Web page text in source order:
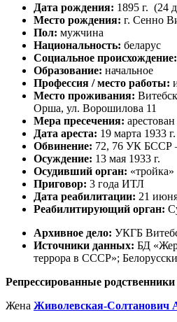
Дата рождения: 1895 г. (24
Место рождения: г. Сенно
Пол: мужчина
Национальность: беларус
Социальное происхождение:
Образование: начальное
Профессия / место работы:
Место проживания:
Орша, ул. Ворошилова 11
Мера пресечения: арестован
Дата ареста: 19 марта 1933 г.
Обвинение: 72, 76 УК БССР
Осуждение: 13 мая 1933 г.
Осудивший орган: «тройка»
Приговор: 3 года ИТЛ
Дата реабилитации: 21
Реабилитирующий орган:
Архивное дело: УКГБ
Источники данных: БД
террора в СССР»;
Репрессированные родственники
Жена Живолевская-Солтанович